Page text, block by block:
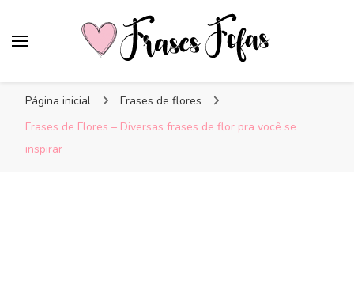
Página inicial
Frases de flores
Frases de Flores – Diversas frases de flor pra você se
inspirar